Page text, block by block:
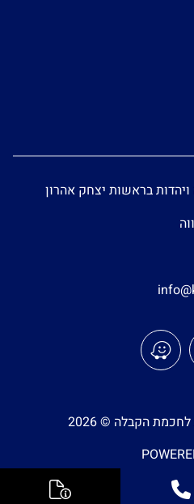
בראשות יצחק אהרון
הקבלה © 2026